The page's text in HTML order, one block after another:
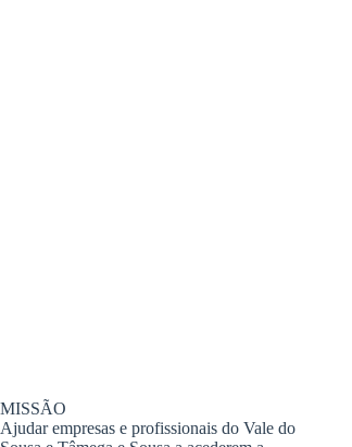
MISSÃO
Ajudar empresas e profissionais do Vale do